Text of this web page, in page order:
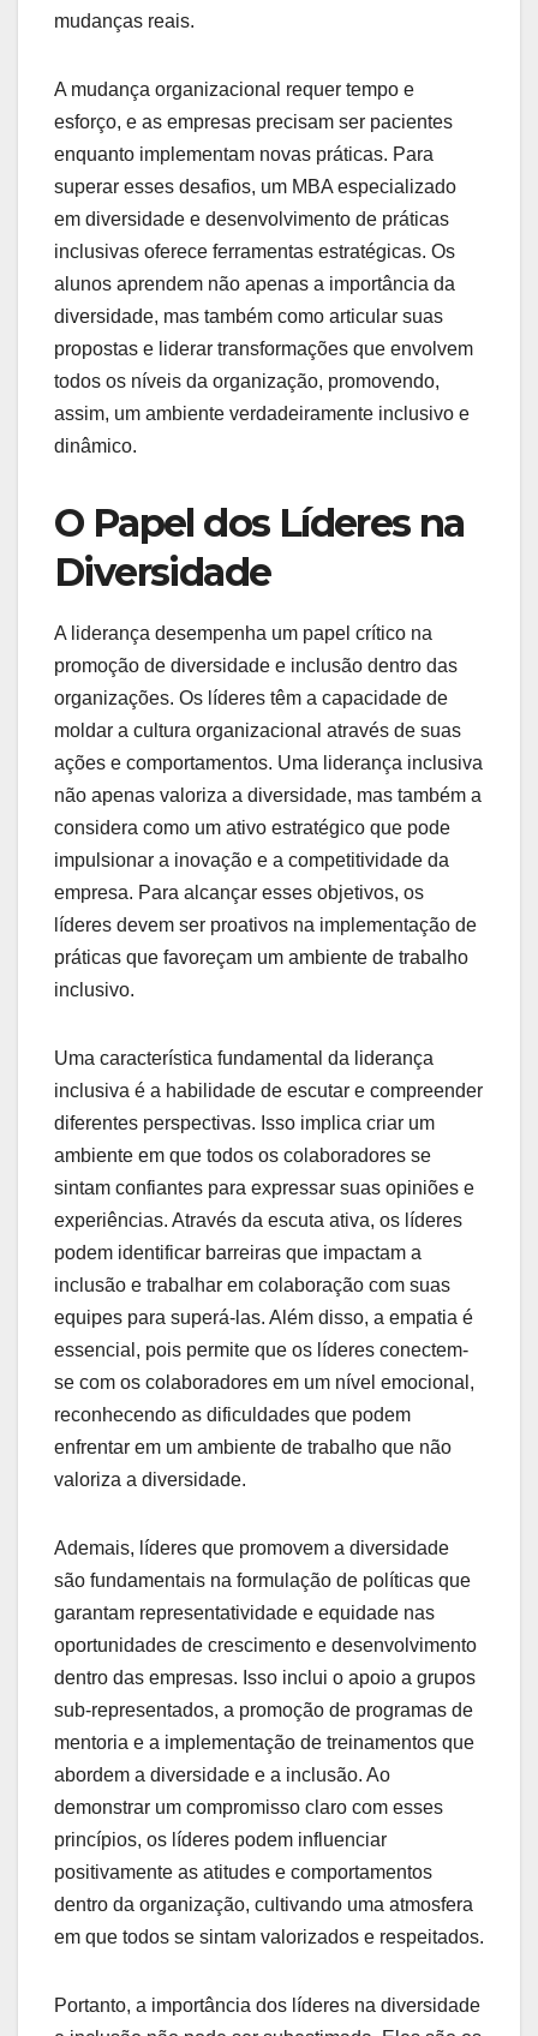
mudanças reais.
A mudança organizacional requer tempo e
esforço, e as empresas precisam ser pacientes
enquanto implementam novas práticas. Para
superar esses desafios, um MBA especializado
em diversidade e desenvolvimento de práticas
inclusivas oferece ferramentas estratégicas. Os
alunos aprendem não apenas a importância da
diversidade, mas também como articular suas
propostas e liderar transformações que envolvem
todos os níveis da organização, promovendo,
assim, um ambiente verdadeiramente inclusivo e
dinâmico.
O Papel dos Líderes na
Diversidade
A liderança desempenha um papel crítico na
promoção de diversidade e inclusão dentro das
organizações. Os líderes têm a capacidade de
moldar a cultura organizacional através de suas
ações e comportamentos. Uma liderança inclusiva
não apenas valoriza a diversidade, mas também a
considera como um ativo estratégico que pode
impulsionar a inovação e a competitividade da
empresa. Para alcançar esses objetivos, os
líderes devem ser proativos na implementação de
práticas que favoreçam um ambiente de trabalho
inclusivo.
Uma característica fundamental da liderança
inclusiva é a habilidade de escutar e compreender
diferentes perspectivas. Isso implica criar um
ambiente em que todos os colaboradores se
sintam confiantes para expressar suas opiniões e
experiências. Através da escuta ativa, os líderes
podem identificar barreiras que impactam a
inclusão e trabalhar em colaboração com suas
equipes para superá-las. Além disso, a empatia é
essencial, pois permite que os líderes conectem-
se com os colaboradores em um nível emocional,
reconhecendo as dificuldades que podem
enfrentar em um ambiente de trabalho que não
valoriza a diversidade.
Ademais, líderes que promovem a diversidade
são fundamentais na formulação de políticas que
garantam representatividade e equidade nas
oportunidades de crescimento e desenvolvimento
dentro das empresas. Isso inclui o apoio a grupos
sub-representados, a promoção de programas de
mentoria e a implementação de treinamentos que
abordem a diversidade e a inclusão. Ao
demonstrar um compromisso claro com esses
princípios, os líderes podem influenciar
positivamente as atitudes e comportamentos
dentro da organização, cultivando uma atmosfera
em que todos se sintam valorizados e respeitados.
Portanto, a importância dos líderes na diversidade